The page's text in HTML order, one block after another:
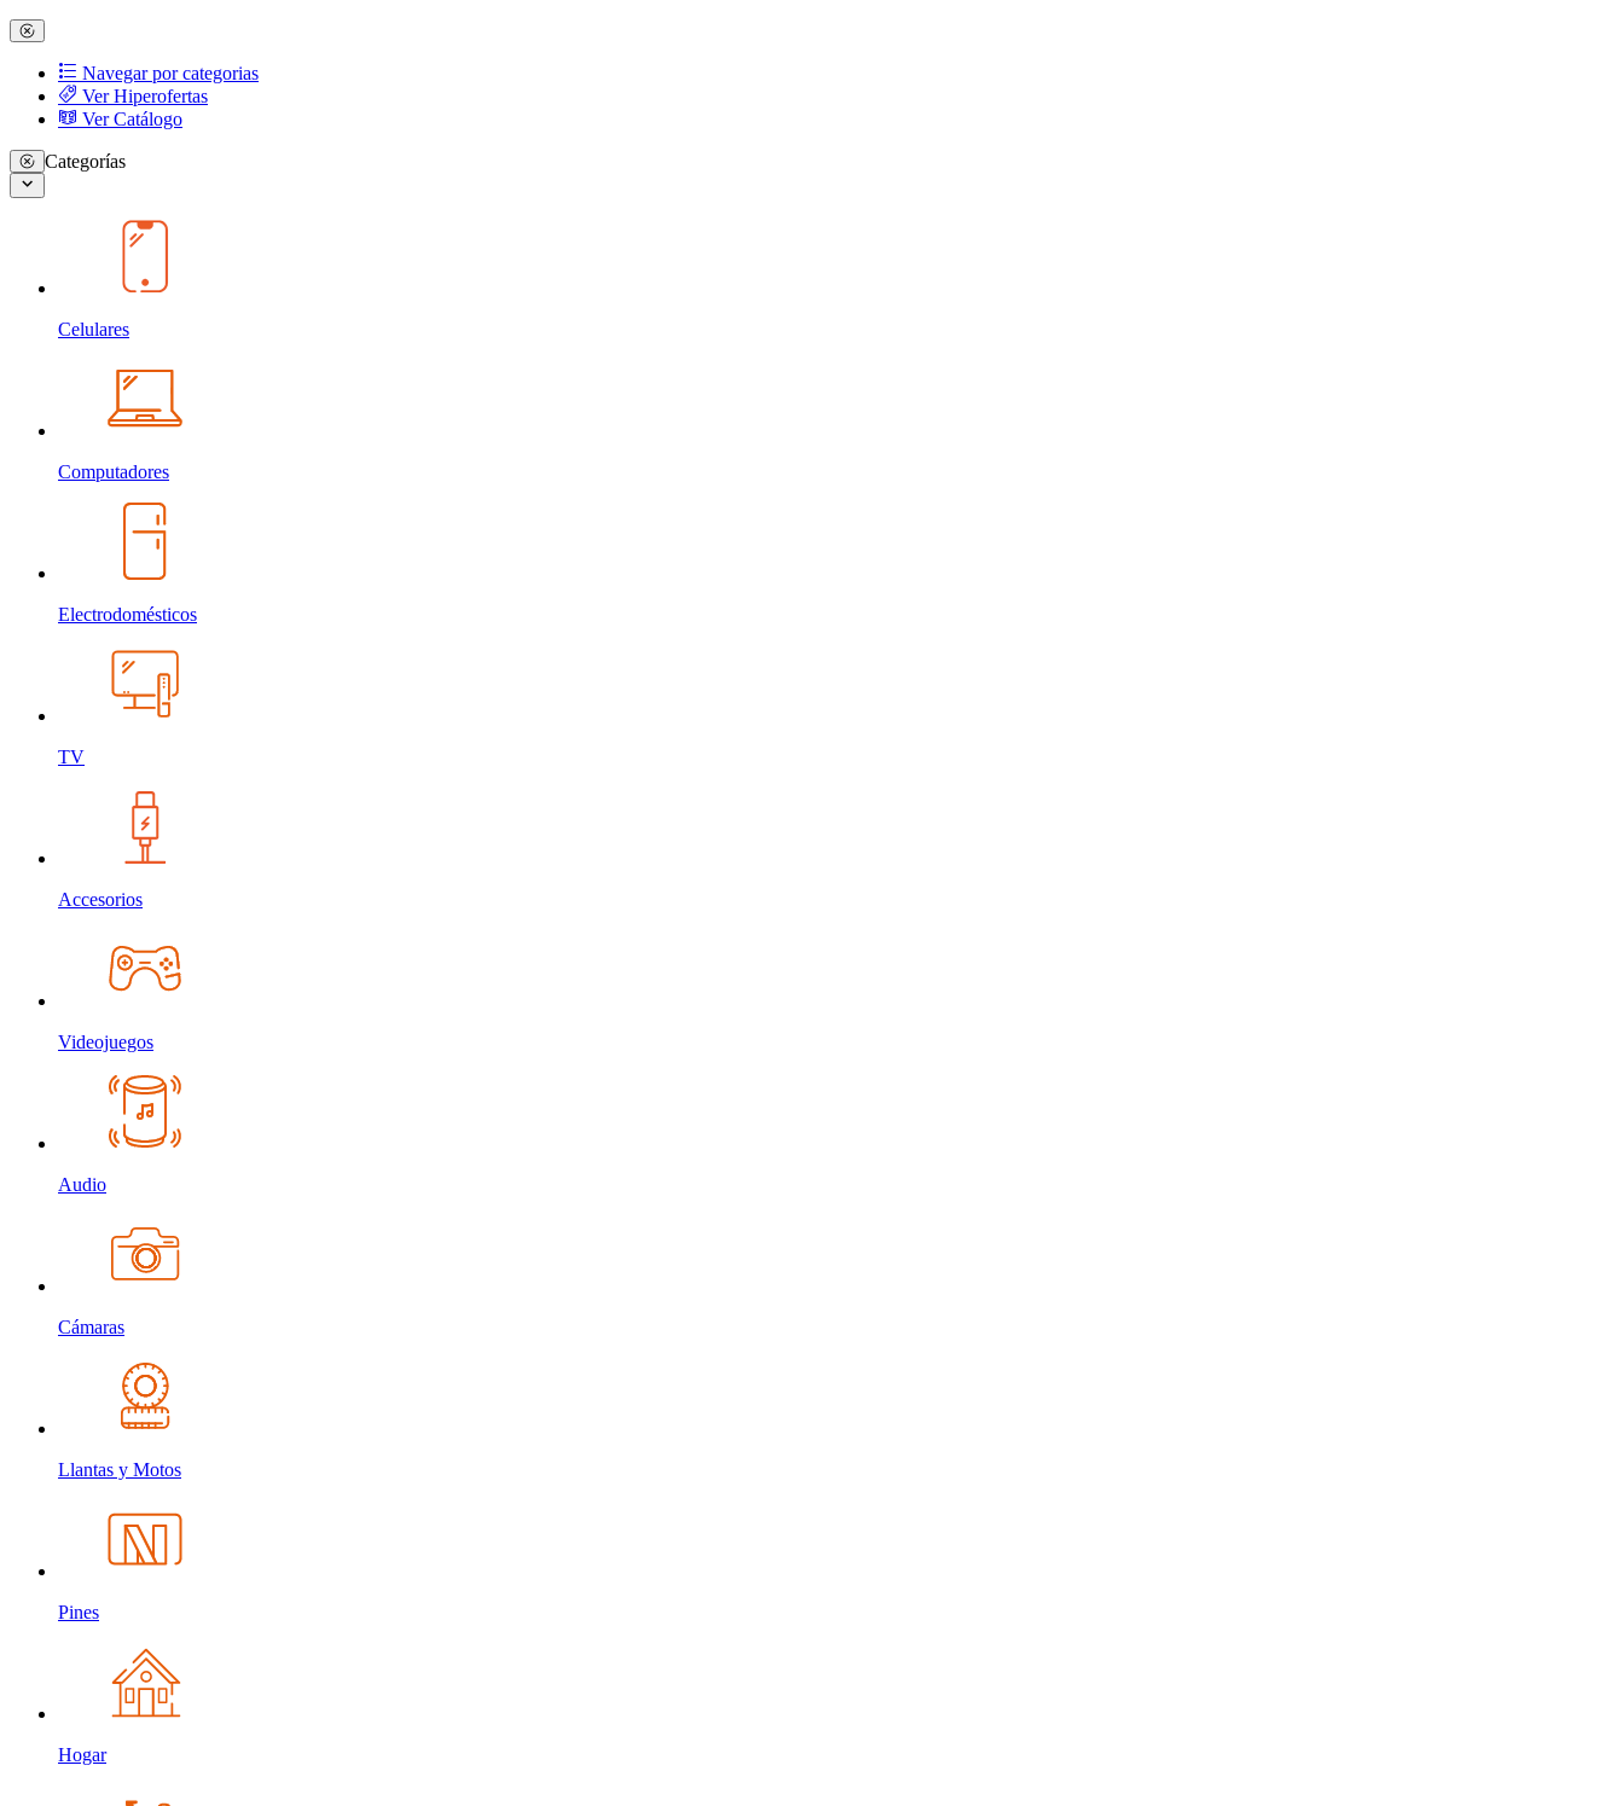
Navegar por categorias
Ver Hiperofertas
Ver Catálogo
Categorías
Celulares
Computadores
Electrodomésticos
TV
Accesorios
Videojuegos
Audio
Cámaras
Llantas y Motos
Pines
Hogar